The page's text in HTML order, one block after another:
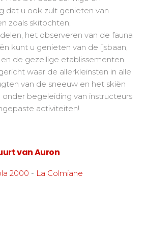
dat u ook zult genieten van
zoals skitochten,
het observeren van de fauna
kunt u genieten van de ijsbaan,
de gezellige etablissementen.
waar de allerkleinsten in alle
van de sneeuw en het skiën
begeleiding van instructeurs
activiteiten!
van Auron
2000 - La Colmiane